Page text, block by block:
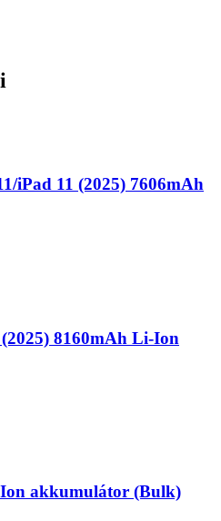
iPad 11 (2025) 7606mAh
8160mAh Li-Ion
akkumulátor (Bulk)